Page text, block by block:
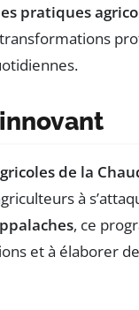
pratiques
de la
à
, ce
et à élaborer